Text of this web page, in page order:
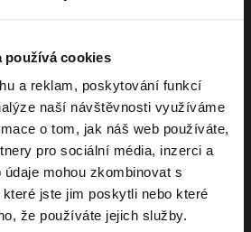
používá cookies
a reklam, poskytování funkcí
naší návštěvnosti využíváme
o tom, jak náš web používáte,
pro sociální média, inzerci a
mohou zkombinovat s
jste jim poskytli nebo které
že používáte jejich služby.